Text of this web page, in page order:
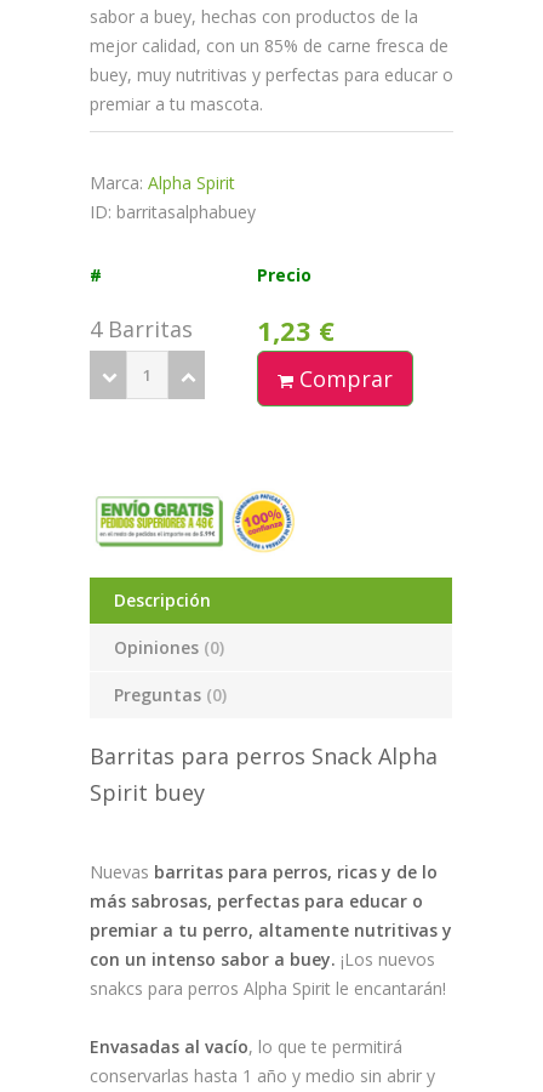
sabor a buey, hechas con productos de la
mejor calidad, con un 85% de carne fresca de
buey, muy nutritivas y perfectas para educar o
premiar a tu mascota.
Marca: Alpha Spirit
ID: barritasalphabuey
# Precio
4 Barritas 1,23 €
Comprar
Descripción
Opiniones (0)
Preguntas (0)
Barritas para perros Snack Alpha
Spirit buey
Nuevas barritas para perros, ricas y de lo
más sabrosas, perfectas para educar o
premiar a tu perro, altamente nutritivas y
con un intenso sabor a buey. ¡Los nuevos
snakcs para perros Alpha Spirit le encantarán!
Envasadas al vacío, lo que te permitirá
conservarlas hasta 1 año y medio sin abrir y